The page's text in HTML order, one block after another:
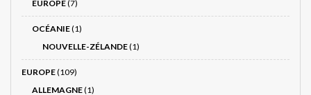
EUROPE(7)
OCÉANIE(1)
NOUVELLE-ZÉLANDE(1)
EUROPE(109)
ALLEMAGNE(1)